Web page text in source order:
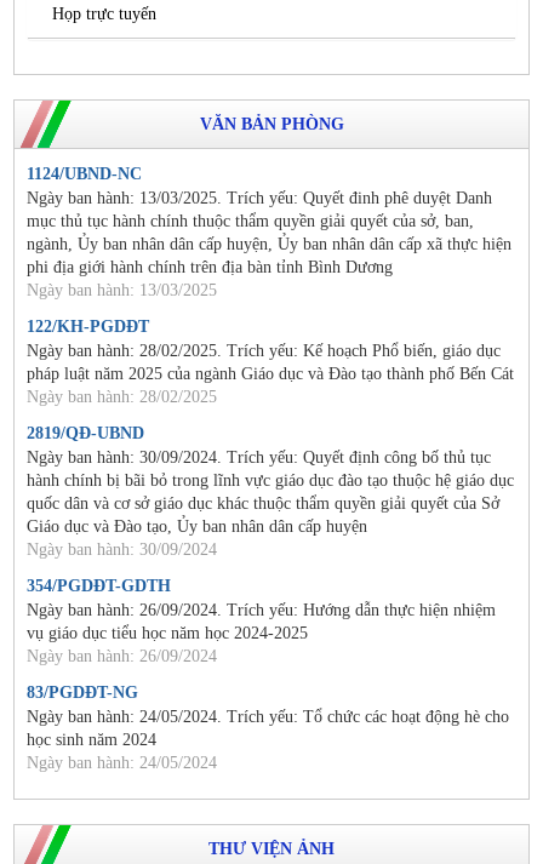
Họp trực tuyến
VĂN BẢN PHÒNG
1124/UBND-NC
Ngày ban hành: 13/03/2025. Trích yếu: Quyết đinh phê duyệt Danh
mục thủ tục hành chính thuộc thẩm quyền giải quyết của sở, ban,
ngành, Ủy ban nhân dân cấp huyện, Ủy ban nhân dân cấp xã thực hiện
phi địa giới hành chính trên địa bàn tỉnh Bình Dương
Ngày ban hành: 13/03/2025
122/KH-PGDĐT
Ngày ban hành: 28/02/2025. Trích yếu: Kế hoạch Phổ biến, giáo dục
pháp luật năm 2025 của ngành Giáo dục và Đào tạo thành phố Bến Cát
Ngày ban hành: 28/02/2025
2819/QĐ-UBND
Ngày ban hành: 30/09/2024. Trích yếu: Quyết định công bố thủ tục
hành chính bị bãi bỏ trong lĩnh vực giáo dục đào tạo thuộc hệ giáo dục
quốc dân và cơ sở giáo dục khác thuộc thẩm quyền giải quyết của Sở
Giáo dục và Đào tạo, Ủy ban nhân dân cấp huyện
Ngày ban hành: 30/09/2024
354/PGDĐT-GDTH
Ngày ban hành: 26/09/2024. Trích yếu: Hướng dẫn thực hiện nhiệm
vụ giáo dục tiểu học năm học 2024-2025
Ngày ban hành: 26/09/2024
83/PGDĐT-NG
Ngày ban hành: 24/05/2024. Trích yếu: Tổ chức các hoạt động hè cho
học sinh năm 2024
Ngày ban hành: 24/05/2024
THƯ VIỆN ẢNH